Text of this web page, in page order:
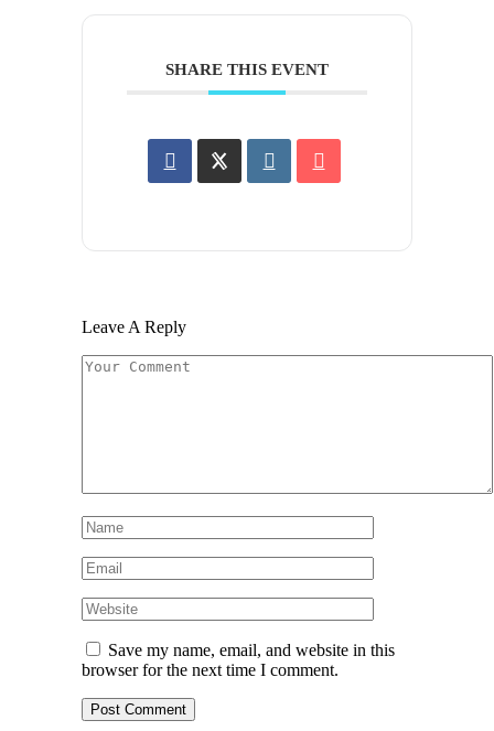
SHARE THIS EVENT
Leave A Reply
Save my name, email, and website in this
browser for the next time I comment.